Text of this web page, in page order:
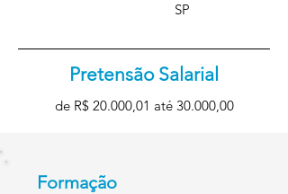
SP
Pretensão Salarial
de R$ 20.000,01 até 30.000,00
Formação